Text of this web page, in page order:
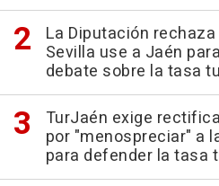
La Diputación
Sevilla use a Jaén
debate sobre la tasa
TurJaén exige
por "menospreciar" a
para defender la tasa